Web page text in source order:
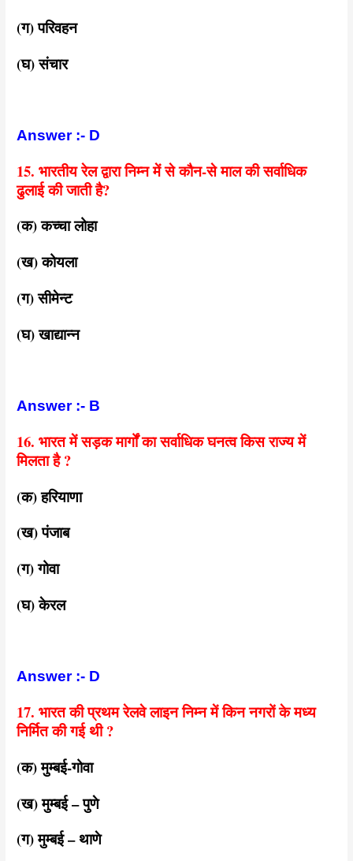
(ग) परिवहन
(घ) संचार
Answer :- D
15. भारतीय रेल द्वारा निम्न में से कौन-से माल की सर्वाधिक
ढुलाई की जाती है?
(क) कच्चा लोहा
(ख) कोयला
(ग) सीमेन्ट
(घ) खाद्यान्न
Answer :- B
16. भारत में सड़क मार्गों का सर्वाधिक घनत्व किस राज्य में
मिलता है ?
(क) हरियाणा
(ख) पंजाब
(ग) गोवा
(घ) केरल
Answer :- D
17. भारत की प्रथम रेलवे लाइन निम्न में किन नगरों के मध्य
निर्मित की गई थी ?
(क) मुम्बई-गोवा
(ख) मुम्बई – पुणे
(ग) मुम्बई – थाणे